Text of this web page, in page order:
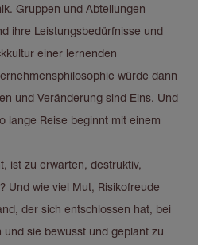
Gruppen und Abteilungen
ihre Leistungsbedürfnisse und
einer lernenden
würde dann
und Veränderung sind Eins. Und
lange Reise beginnt mit einem
ist zu erwarten, destruktiv,
Und wie viel Mut, Risikofreude
der sich entschlossen hat, bei
sie bewusst und geplant zu